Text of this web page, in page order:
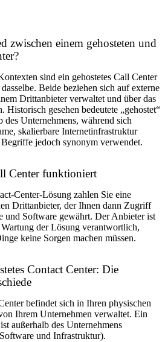
zwischen einem gehosteten und
sind ein gehostetes Call Center
Beide beziehen sich auf externe
Drittanbieter verwaltet und über das
Historisch gesehen bedeutete „gehostet“
des Unternehmens, während sich
skalierbare Internetinfrastruktur
jedoch synonym verwendet.
Center funktioniert
Center-Lösung zahlen Sie eine
Drittanbieter, der Ihnen dann Zugriff
und Software gewährt. Der Anbieter ist
der Lösung verantwortlich,
keine Sorgen machen müssen.
Contact Center: Die
befindet sich in Ihren physischen
Ihrem Unternehmen verwaltet. Ein
außerhalb des Unternehmens
und Infrastruktur).